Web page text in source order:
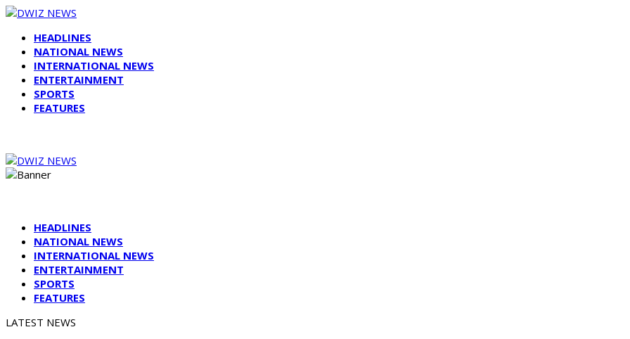
HEADLINES
NATIONAL NEWS
INTERNATIONAL NEWS
ENTERTAINMENT
SPORTS
FEATURES
HEADLINES
NATIONAL NEWS
INTERNATIONAL NEWS
ENTERTAINMENT
SPORTS
FEATURES
LATEST NEWS